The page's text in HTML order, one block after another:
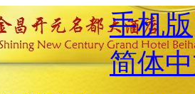
手机版
简体